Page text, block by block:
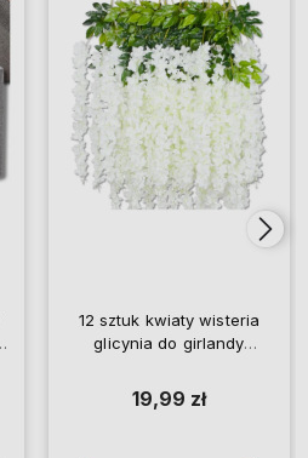
12 sztuk kwiaty wisteria
glicynia do girlandy
19,99 zł